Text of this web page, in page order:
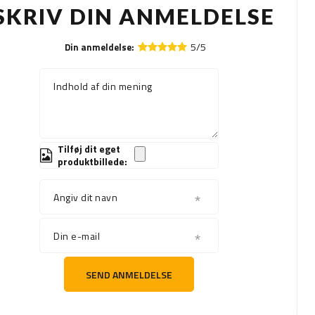
DIN ANMELDELSE
Din anmeldelse: 5/5
Indhold af din mening
Tilføj dit eget
produktbillede:
Angiv dit navn
Din e-mail
SEND ANMELDELSE